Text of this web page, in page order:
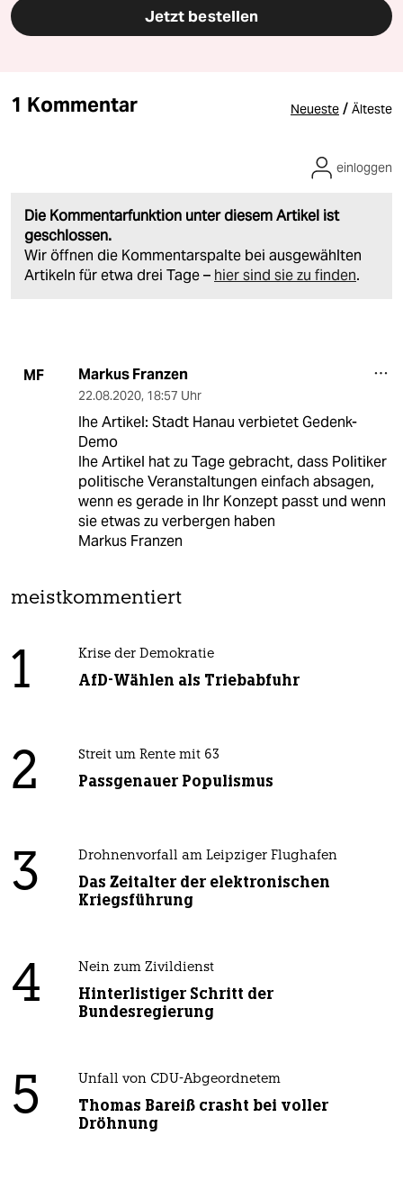
Jetzt bestellen
1 Kommentar Neueste / Älteste
Die Kommentarfunktion unter diesem Artikel ist
geschlossen.
Wir öffnen die Kommentarspalte bei ausgewählten
Artikeln für etwa drei Tage – hier sind sie zu finden.
einloggen
MF Markus Franzen
22.08.2020, 18:57 Uhr
Ihe Artikel: Stadt Hanau verbietet Gedenk-
Demo
Ihe Artikel hat zu Tage gebracht, dass Politiker
politische Veranstaltungen einfach absagen,
wenn es gerade in Ihr Konzept passt und wenn
sie etwas zu verbergen haben
Markus Franzen
meistkommentiert
1 Krise der Demokratie
AfD-Wählen als Triebabfuhr
2 Streit um Rente mit 63
Passgenauer Populismus
3 Drohnenvorfall am Leipziger Flughafen
Das Zeitalter der elektronischen
Kriegsführung
4 Nein zum Zivildienst
Hinterlistiger Schritt der
Bundesregierung
5 Unfall von CDU-Abgeordnetem
Thomas Bareiß crasht bei voller
Dröhnung